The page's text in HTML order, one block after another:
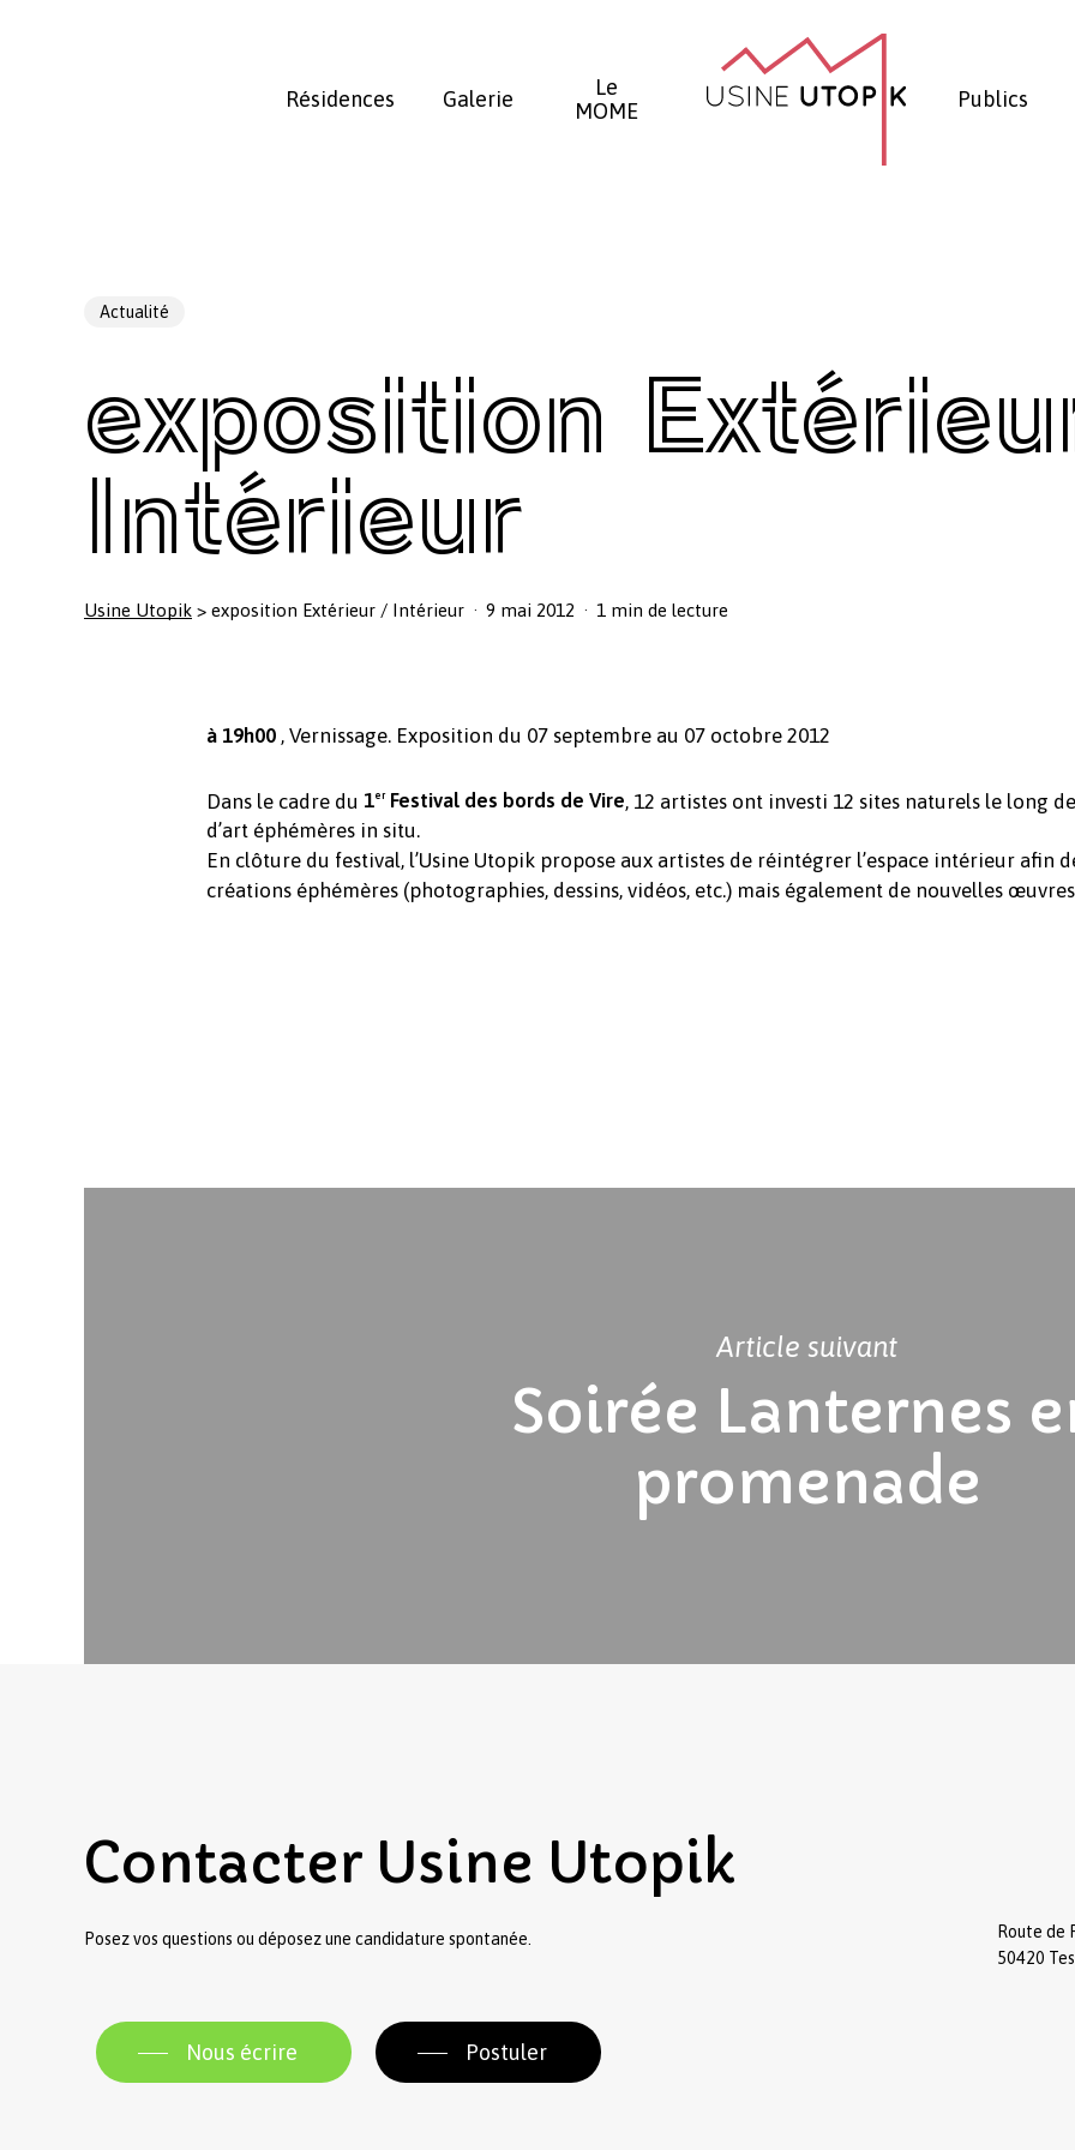
Résidences Galerie
Le
MOME
Publics
Actualité
exposition
Intérieur
Usine Utopik > exposition Extérieur / Intérieur 9 mai 2012 1 min de lecture
à 19h00 , Vernissage. Exposition du 07 septembre au 07 octobre 2012
Dans le cadre du 1erFestival des bords de Vire, 12 artistes ont investi 12 sites naturels le long
d’art éphémères in situ.
En clôture du festival, l’Usine Utopik propose aux artistes de réintégrer l’espace intérieur afin
créations éphémères (photographies, dessins, vidéos, etc.) mais également de nouvelles
Article suivant
Soirée Lanternes
promenade
Contacter Usine Utopik
Posez vos questions ou déposez une candidature spontanée.
Nous écrire Postuler
Route de
50420